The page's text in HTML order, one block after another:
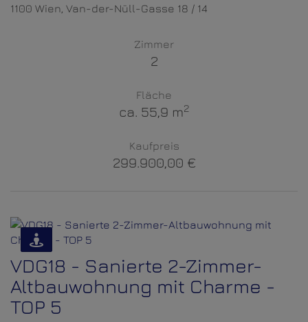
1100 Wien , Van-der-Nüll-Gasse 18 / 14
Zimmer
2
Fläche
ca. 55,9 m2
Kaufpreis
299.900,00 €
VDG18 - Sanierte 2-Zimmer-
Altbauwohnung mit Charme -
TOP 5